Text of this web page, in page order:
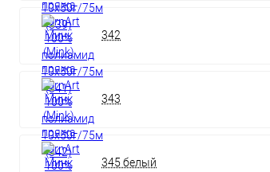
342
343
345 белый